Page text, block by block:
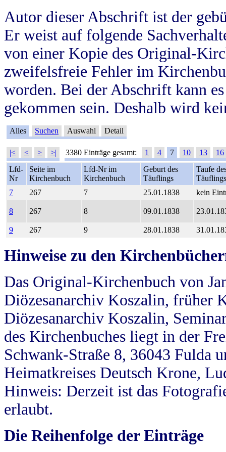
Autor dieser Abschrift ist der
Er weist auf folgende
von einer Kopie des Original-
zweifelsfreie Fehler im
worden. Bei der Abschrift kann
gekommen sein. Deshalb wird
Alles Suchen Auswahl Detail
|< < > >| 3380 Einträge gesamt: 1 4 7 10 13
16
Lfd-
Nr
Seite im
Kirchenbuch
Lfd-Nr im
Kirchenbuch
Geburt des
Täuflings
Taufe
Täuflings
7
267 7 25.01.1838 kein
8 267 8 09.01.1838
9 267 9 28.01.1838
Hinweise zu den
Das Original-Kirchenbuch von
Diözesanarchiv Koszalin, früher
Diözesanarchiv Koszalin,
des Kirchenbuches liegt in der
Schwank-Straße 8, 36043 Fulda
Heimatkreises Deutsch Krone,
Hinweis: Derzeit ist das
erlaubt.
Die Reihenfolge der Einträge